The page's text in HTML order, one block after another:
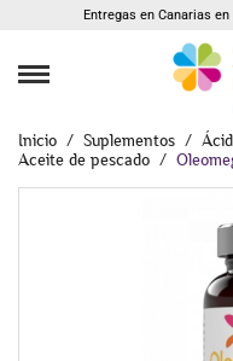
Entregas en Canarias
Inicio Suplementos
Aceite de pescado